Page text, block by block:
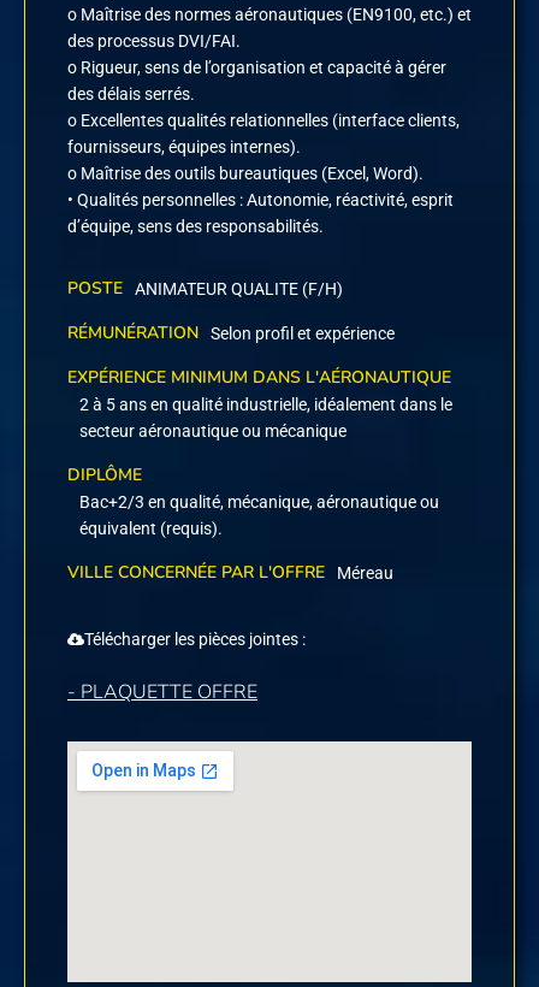
o Maîtrise des normes aéronautiques (EN9100, etc.) et
des processus DVI/FAI.
o Rigueur, sens de l’organisation et capacité à gérer
des délais serrés.
o Excellentes qualités relationnelles (interface clients,
fournisseurs, équipes internes).
o Maîtrise des outils bureautiques (Excel, Word).
• Qualités personnelles : Autonomie, réactivité, esprit
d’équipe, sens des responsabilités.
POSTE ANIMATEUR QUALITE (F/H)
RÉMUNÉRATION Selon profil et expérience
EXPÉRIENCE MINIMUM DANS L'AÉRONAUTIQUE
2 à 5 ans en qualité industrielle, idéalement dans le
secteur aéronautique ou mécanique
DIPLÔME
Bac+2/3 en qualité, mécanique, aéronautique ou
équivalent (requis).
VILLE CONCERNÉE PAR L'OFFRE Méreau
Télécharger les pièces jointes :
- PLAQUETTE OFFRE